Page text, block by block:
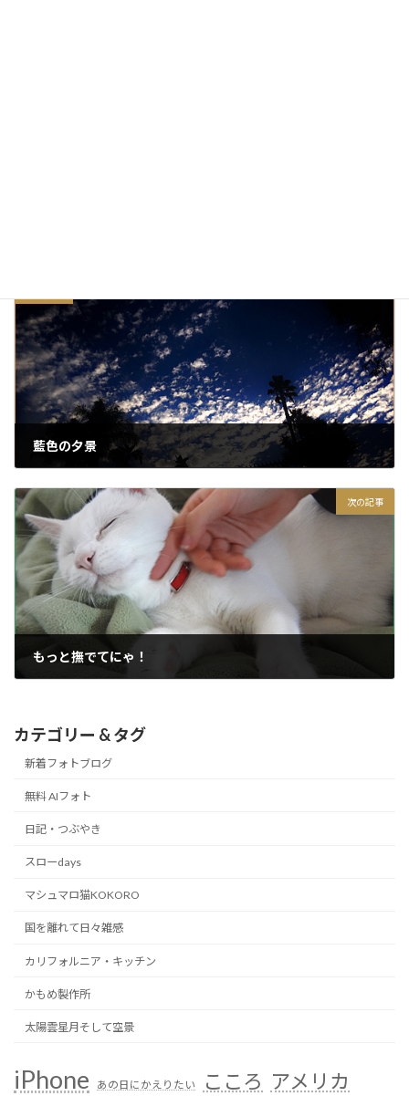
藍色の夕景
次の記事
もっと撫でてにゃ！
カテゴリー & タグ
新着フォトブログ
無料 AIフォト
日記・つぶやき
スローdays
マシュマロ猫KOKORO
国を離れて日々雑感
カリフォルニア・キッチン
かもめ製作所
太陽雲星月そして空景
iPhone あの日にかえりたい こころ アメリカ